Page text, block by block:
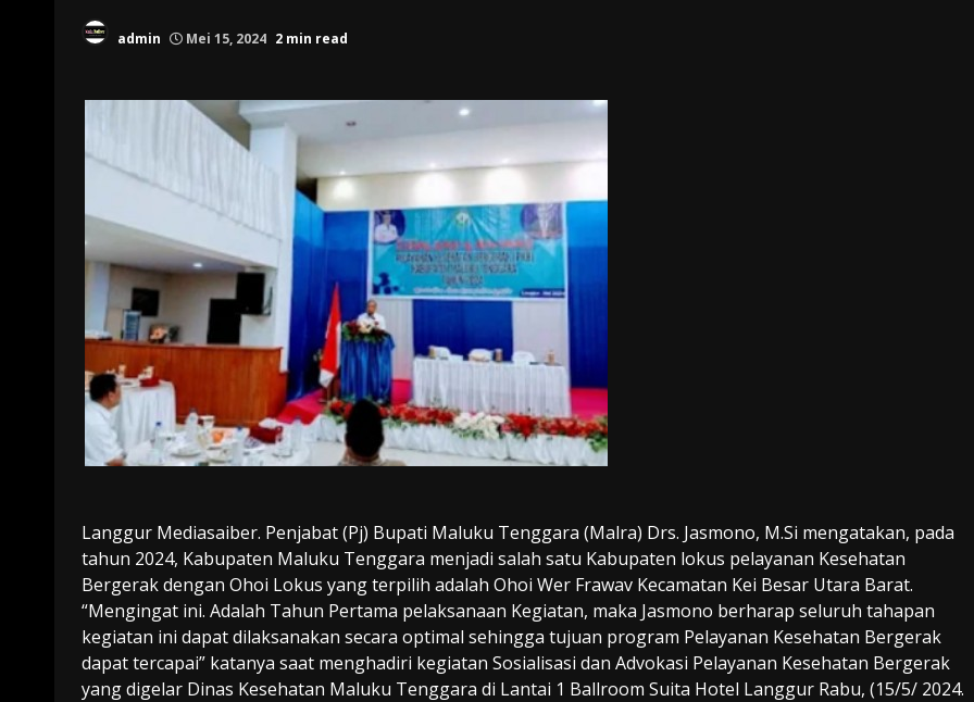
admin Mei 15, 2024 2 min read
Langgur Mediasaiber. Penjabat (Pj) Bupati Maluku Tenggara (Malra) Drs. Jasmono, M.Si mengatakan, pada
tahun 2024, Kabupaten Maluku Tenggara menjadi salah satu Kabupaten lokus pelayanan Kesehatan
Bergerak dengan Ohoi Lokus yang terpilih adalah Ohoi Wer Frawav Kecamatan Kei Besar Utara Barat.
“Mengingat ini. Adalah Tahun Pertama pelaksanaan Kegiatan, maka Jasmono berharap seluruh tahapan
kegiatan ini dapat dilaksanakan secara optimal sehingga tujuan program Pelayanan Kesehatan Bergerak
dapat tercapai” katanya saat menghadiri kegiatan Sosialisasi dan Advokasi Pelayanan Kesehatan Bergerak
yang digelar Dinas Kesehatan Maluku Tenggara di Lantai 1 Ballroom Suita Hotel Langgur Rabu, (15/5/ 2024.